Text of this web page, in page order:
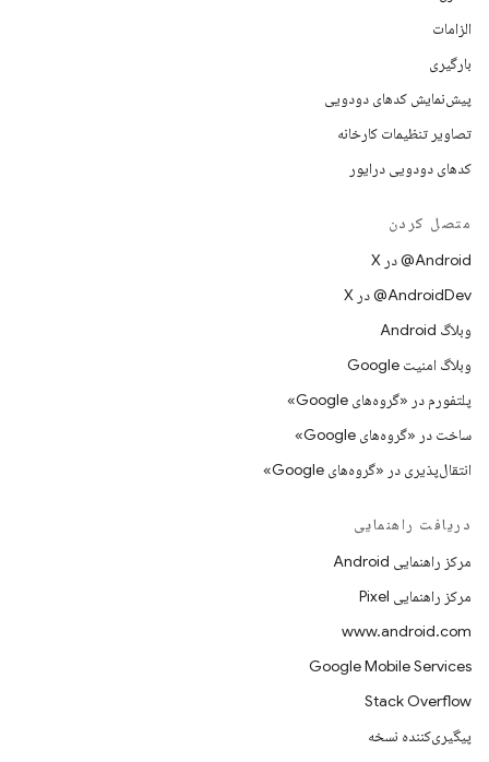
الزامات
بارگیری
پیش‌نمایش کدهای دودویی
تصاویر تنظیمات کارخانه
کدهای دودویی درایور
متصل کردن
‫‎@Android در X
‫‎@AndroidDev در X
وبلاگ Android
وبلاگ امنیت Google
پلتفورم در «گروه‌های Google»
ساخت در «گروه‌های Google»
انتقال‌پذیری در «گروه‌های Google»
دریافت راهنمایی
مرکز راهنمایی Android
مرکز راهنمایی Pixel
www.android.com
Google Mobile Services
Stack Overflow
پیگیری‌کننده نسخه